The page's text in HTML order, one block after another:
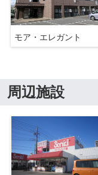
モア・エレガント
周辺施設